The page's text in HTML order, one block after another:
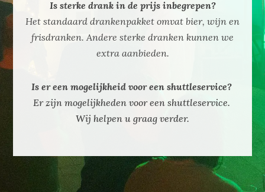
Is sterke drank in de prijs inbegrepen?
Het standaard drankenpakket omvat bier, wijn en
frisdranken. Andere sterke dranken kunnen we
extra aanbieden.
Is er een mogelijkheid voor een shuttleservice?
Er zijn mogelijkheden voor een shuttleservice.
Wij helpen u graag verder.